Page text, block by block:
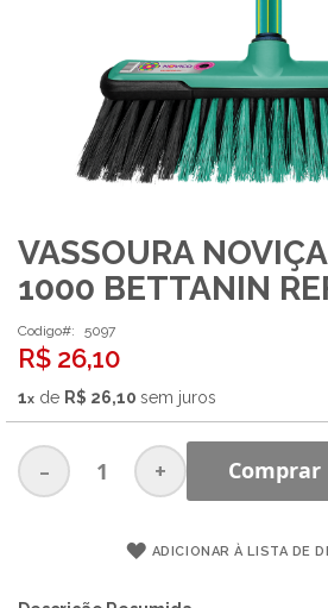
Saltar
para
o
da
Galeria
de
VASSOURA
1000 BETTANIN
Codigo 5097
R$ 26,10
1 de R$ 26,10 sem juros
- + Comprar
ADICIONAR À LISTA DE